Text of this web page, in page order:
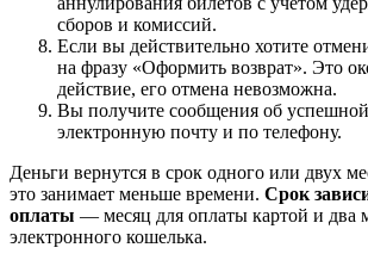
сборов и комиссий.
Если вы действительно хотите
на фразу «Оформить возврат». Это
действие, его отмена невозможна.
Вы получите сообщения об
электронную почту и по телефону.
Деньги вернутся в срок одного или двух
это занимает меньше времени. Срок
оплаты — месяц для оплаты картой и два
электронного кошелька.